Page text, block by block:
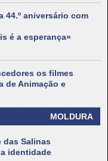
44.º aniversário com
é a esperança»
os filmes
de Animação e
MOLDURA
das Salinas
identidade